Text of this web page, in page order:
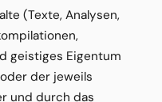
(Texte, Analysen,
geistiges Eigentum
der jeweils
und durch das